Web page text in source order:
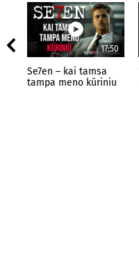
17:50
Se7en – kai tamsa
tampa meno kūriniu